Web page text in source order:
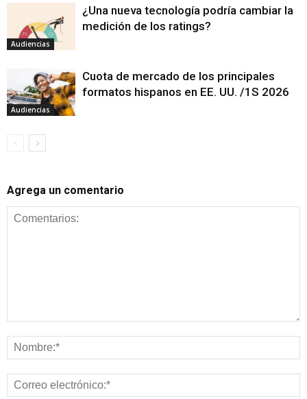
Audiencias
¿Una nueva tecnología podría cambiar la
medición de los ratings?
Audiencias
Cuota de mercado de los principales
formatos hispanos en EE. UU. /1S 2026
Agrega un comentario